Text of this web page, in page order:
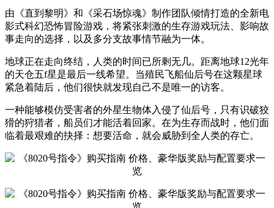
由《直到黎明》和《采石场惊魂》制作团队倾情打造的全新电
影式科幻恐怖冒险游戏，将紧张刺激的生存游戏玩法、影响故
事走向的选择，以及多分支故事情节融为一体。
地球正在走向终结，人类的时间已所剩无几。距离地球12光年
的天仓五f星是最后一线希望。当殖民飞船仙后号在这颗星球
紧急着陆后，他们很快就发现自己不是唯一的访客。
一种能够模仿受害者的外星生物体入侵了仙后号，只有识破狡
猾的狩猎者，船员们才能活着回家。在为生存而战时，他们面
临着最艰难的抉择：想要活命，就会威胁到全人类的存亡。